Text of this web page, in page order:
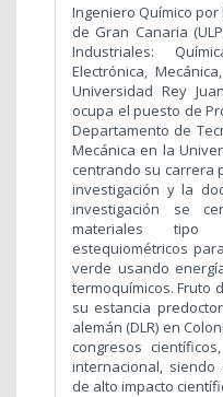
Ingeniero Químico
de Gran Canaria
Industriales:
Electrónica,
Universidad Rey
ocupa el puesto de
Departamento de
Mecánica en la
centrando su carrera
investigación y la
investigación se
materiales tipo
estequiométricos
verde usando
termoquímicos. Fruto
su estancia
alemán (DLR) en
congresos
internacional,
de alto impacto